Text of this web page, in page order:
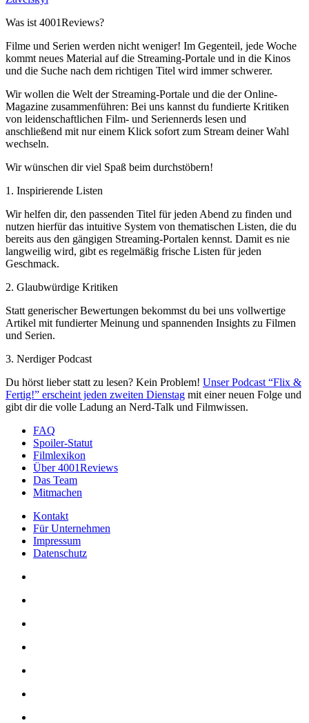
Was ist 4001Reviews?
Filme und Serien werden nicht weniger! Im Gegenteil, jede Woche
kommt neues Material auf die Streaming-Portale und in die Kinos
und die Suche nach dem richtigen Titel wird immer schwerer.
Wir wollen die Welt der Streaming-Portale und die der Online-
Magazine zusammenführen: Bei uns kannst du fundierte Kritiken
von leidenschaftlichen Film- und Seriennerds lesen und
anschließend mit nur einem Klick sofort zum Stream deiner Wahl
wechseln.
Wir wünschen dir viel Spaß beim durchstöbern!
1. Inspirierende Listen
Wir helfen dir, den passenden Titel für jeden Abend zu finden und
nutzen hierfür das intuitive System von thematischen Listen, die du
bereits aus den gängigen Streaming-Portalen kennst. Damit es nie
langweilig wird, gibt es regelmäßig frische Listen für jeden
Geschmack.
2. Glaubwürdige Kritiken
Statt generischer Bewertungen bekommst du bei uns vollwertige
Artikel mit fundierter Meinung und spannenden Insights zu Filmen
und Serien.
3. Nerdiger Podcast
Du hörst lieber statt zu lesen? Kein Problem! Unser Podcast “Flix &
Fertig!” erscheint jeden zweiten Dienstag mit einer neuen Folge und
gibt dir die volle Ladung an Nerd-Talk und Filmwissen.
FAQ
Spoiler-Statut
Filmlexikon
Über 4001Reviews
Das Team
Mitmachen
Kontakt
Für Unternehmen
Impressum
Datenschutz